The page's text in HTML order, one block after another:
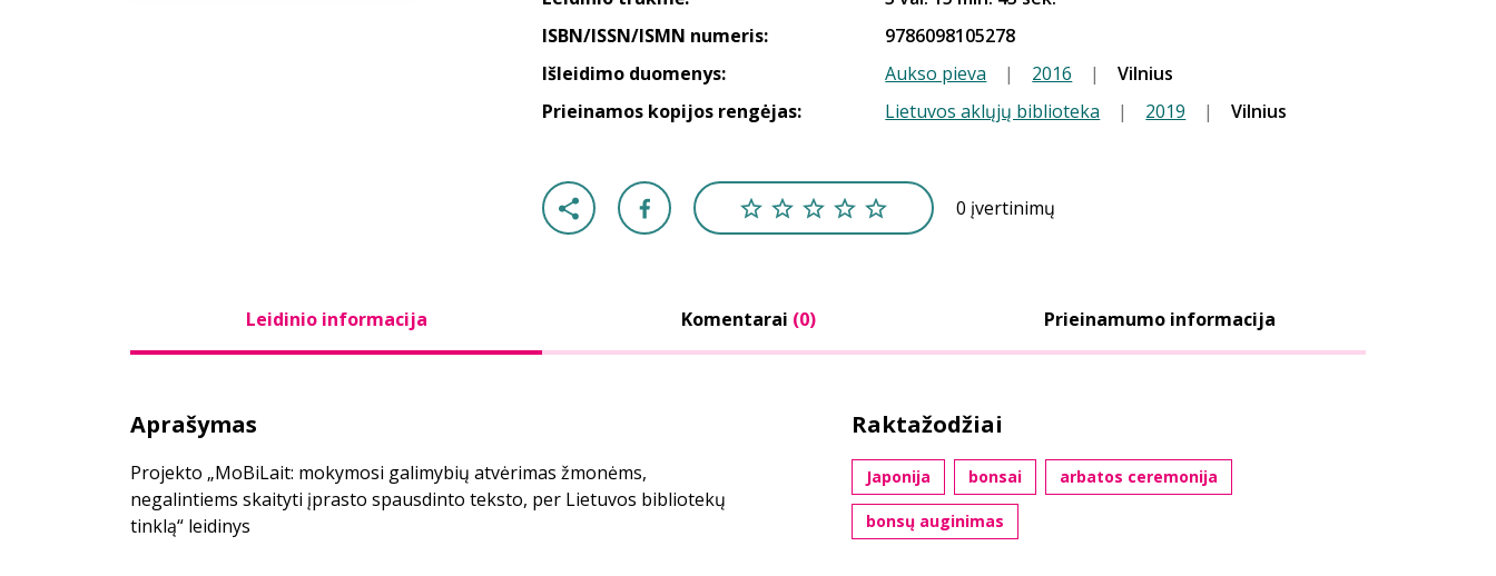
ISBN/ISSN/ISMN numeris:
9786098105278
Išleidimo duomenys:
Aukso pieva | 2016 |
Vilnius
Prieinamos kopijos rengėjas:
Lietuvos aklųjų biblioteka | 2019 | Vilnius
0 įvertinimų
Leidinio informacija Komentarai (0) Prieinamumo informacija
Aprašymas
Projekto „MoBiLait: mokymosi galimybių atvėrimas žmonėms,
negalintiems skaityti įprasto spausdinto teksto, per Lietuvos bibliotekų
tinklą“ leidinys
Raktažodžiai
Japonija bonsai arbatos ceremonija
bonsų auginimas